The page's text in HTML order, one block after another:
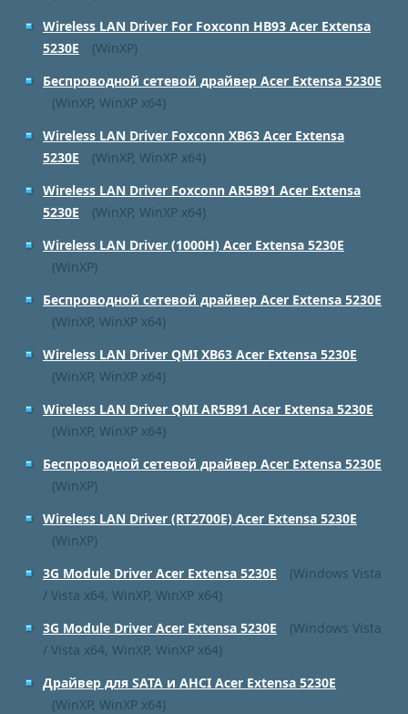
Wireless LAN Driver For Foxconn HB93 Acer Extensa
5230E
(WinXP)
Беспроводной сетевой драйвер Acer Extensa 5230E
(WinXP, WinXP x64)
Wireless LAN Driver Foxconn XB63 Acer Extensa
5230E
(WinXP, WinXP x64)
Wireless LAN Driver Foxconn AR5B91 Acer Extensa
5230E
(WinXP, WinXP x64)
Wireless LAN Driver (1000H) Acer Extensa 5230E
(WinXP)
Беспроводной сетевой драйвер Acer Extensa 5230E
(WinXP, WinXP x64)
Wireless LAN Driver QMI XB63 Acer Extensa 5230E
(WinXP, WinXP x64)
Wireless LAN Driver QMI AR5B91 Acer Extensa 5230E
(WinXP, WinXP x64)
Беспроводной сетевой драйвер Acer Extensa 5230E
(WinXP)
Wireless LAN Driver (RT2700E) Acer Extensa 5230E
(WinXP)
3G Module Driver Acer Extensa 5230E
(Windows Vista
/ Vista x64, WinXP, WinXP x64)
3G Module Driver Acer Extensa 5230E
(Windows Vista
/ Vista x64, WinXP, WinXP x64)
Драйвер для SATA и AHCI Acer Extensa 5230E
(WinXP, WinXP x64)